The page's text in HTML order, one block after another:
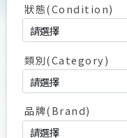
狀態(Condition)
類別(Category)
品牌(Brand)